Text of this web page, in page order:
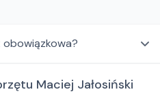
obowiązkowa?
sprzętu Maciej Jałosiński